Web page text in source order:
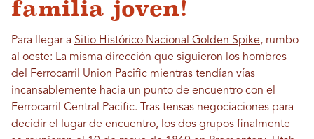
familia joven!
Para llegar a Sitio Histórico Nacional Golden Spike, rumbo
al oeste: La misma dirección que siguieron los hombres
del Ferrocarril Union Pacific mientras tendían vías
incansablemente hacia un punto de encuentro con el
Ferrocarril Central Pacific. Tras tensas negociaciones para
decidir el lugar de encuentro, los dos grupos finalmente